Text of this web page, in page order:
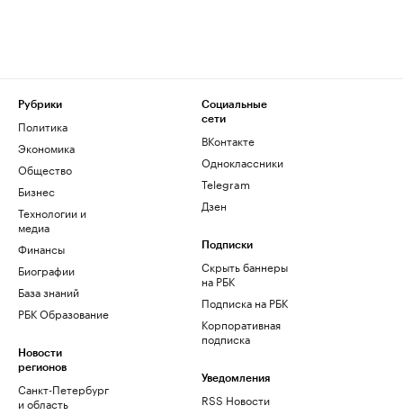
Рубрики
Политика
Экономика
Общество
Бизнес
Технологии и
медиа
Финансы
Биографии
База знаний
РБК Образование
Новости
регионов
Санкт-Петербург
и область
Социальные
сети
ВКонтакте
Одноклассники
Telegram
Дзен
Подписки
Скрыть баннеры
на РБК
Подписка на РБК
Корпоративная
подписка
Уведомления
RSS Новости